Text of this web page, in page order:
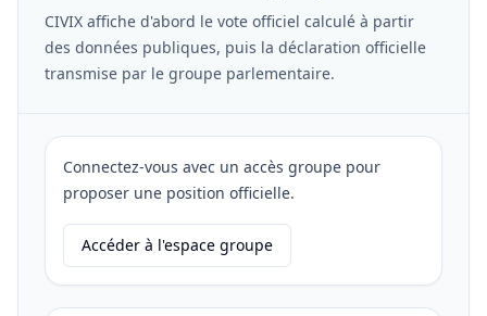
CIVIX affiche d'abord le vote officiel calculé à partir
des données publiques, puis la déclaration officielle
transmise par le groupe parlementaire.
Connectez-vous avec un accès groupe pour
proposer une position officielle.
Accéder à l'espace groupe